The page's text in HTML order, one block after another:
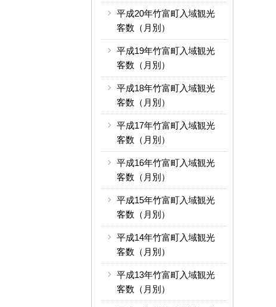
平成20年竹富町入域観光
客数（月別）
平成19年竹富町入域観光
客数（月別）
平成18年竹富町入域観光
客数（月別）
平成17年竹富町入域観光
客数（月別）
平成16年竹富町入域観光
客数（月別）
平成15年竹富町入域観光
客数（月別）
平成14年竹富町入域観光
客数（月別）
平成13年竹富町入域観光
客数（月別）